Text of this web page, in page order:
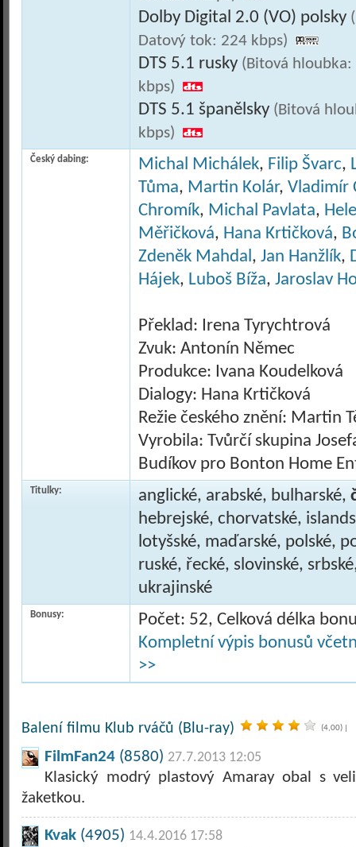
Dolby Digital 2.0 (VO) polsky
Datový tok: 224 kbps)
DTS 5.1 rusky (Bitová
kbps)
DTS 5.1 španělsky (Bitová
kbps)
Český dabing: Michal Michálek, Filip Švarc,
Tůma, Martin Kolár, Vladimír
Chromík, Michal Pavlata,
Měřičková, Hana Krtičková,
Zdeněk Mahdal, Jan Hanžlík,
Hájek, Luboš Bíža, Jaroslav
Překlad: Irena Tyrychtrová
Zvuk: Antonín Němec
Produkce: Ivana Koudelková
Dialogy: Hana Krtičková
Režie českého znění: Martin
Vyrobila: Tvůrčí skupina
Budíkov pro Bonton Home
Titulky: anglické, arabské, bulharské,
hebrejské, chorvatské,
lotyšské, maďarské, polské,
ruské, řecké, slovinské,
ukrajinské
Bonusy:
Počet: 52, Celková délka
Kompletní výpis bonusů
>>
Balení filmu Klub rváčů (Blu-ray) (4,00)
FilmFan24 (8580) 27.7.2013 12:05
Klasický modrý plastový Amaray obal s
žaketkou.
Kvak (4905) 14.4.2016 17:58